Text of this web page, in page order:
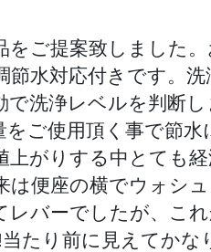
をご提案致しました
水対応付きです。洗
洗浄レベルを判断し
ご使用頂く事で節水
上がりする中とても経
は便座の横でウォシュ
レバーでしたが、こ
たり前に見えてかな